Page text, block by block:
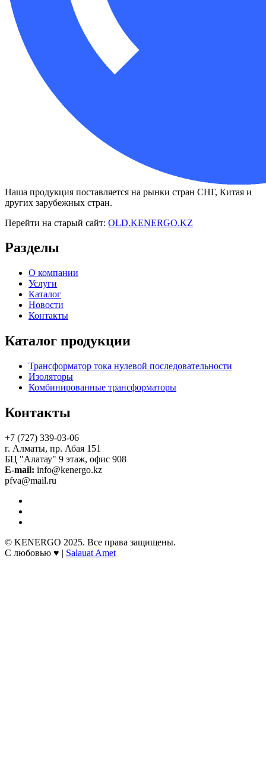
Наша продукция поставляется на рынки стран СНГ, Китая и
других зарубежных стран.
Перейти на старый сайт: OLD.KENERGO.KZ
Разделы
О компании
Услуги
Каталог
Новости
Контакты
Каталог продукции
Трансформатор тока нулевой последовательности
Изоляторы
Комбинированные трансформаторы
Контакты
+7 (727) 339-03-06
г. Алматы, пр. Абая 151
БЦ "Алатау" 9 этаж, офис 908
E-mail: info@kenergo.kz
pfva@mail.ru
© KENERGO 2025. Все права защищены.
С любовью ♥ | Salauat Amet